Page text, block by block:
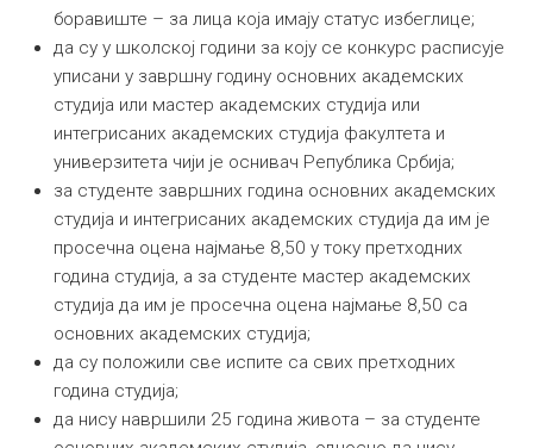
боравиште – за лица која имају статус избеглице;
да су у школској години за коју се конкурс расписује
уписани у завршну годину основних академских
студија или мастер академских студија или
интегрисаних академских студија факултета и
универзитета чији је оснивач Република Србија;
за студенте завршних година основних академских
студија и интегрисаних академских студија да им је
просечна оцена најмање 8,50 у току претходних
година студија, а за студенте мастер академских
студија да им је просечна оцена најмање 8,50 са
основних академских студија;
да су положили све испите са свих претходних
година студија;
да нису навршили 25 година живота – за студенте